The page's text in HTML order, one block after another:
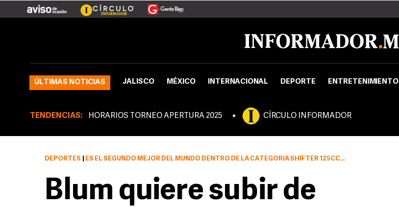
ÚLTIMAS NOTICIAS JALISCO MÉXICO INTERNACIONAL DEPORTE ENTRETENIMIENTO
TENDENCIAS: HORARIOS TORNEO APERTURA 2025 CÍRCULO INFORMADOR
DEPORTES ES EL SEGUNDO MEJOR DEL MUNDO DENTRO DE LA CATEGORÍA SHIFTER 125CC S5
Blum quiere subir de